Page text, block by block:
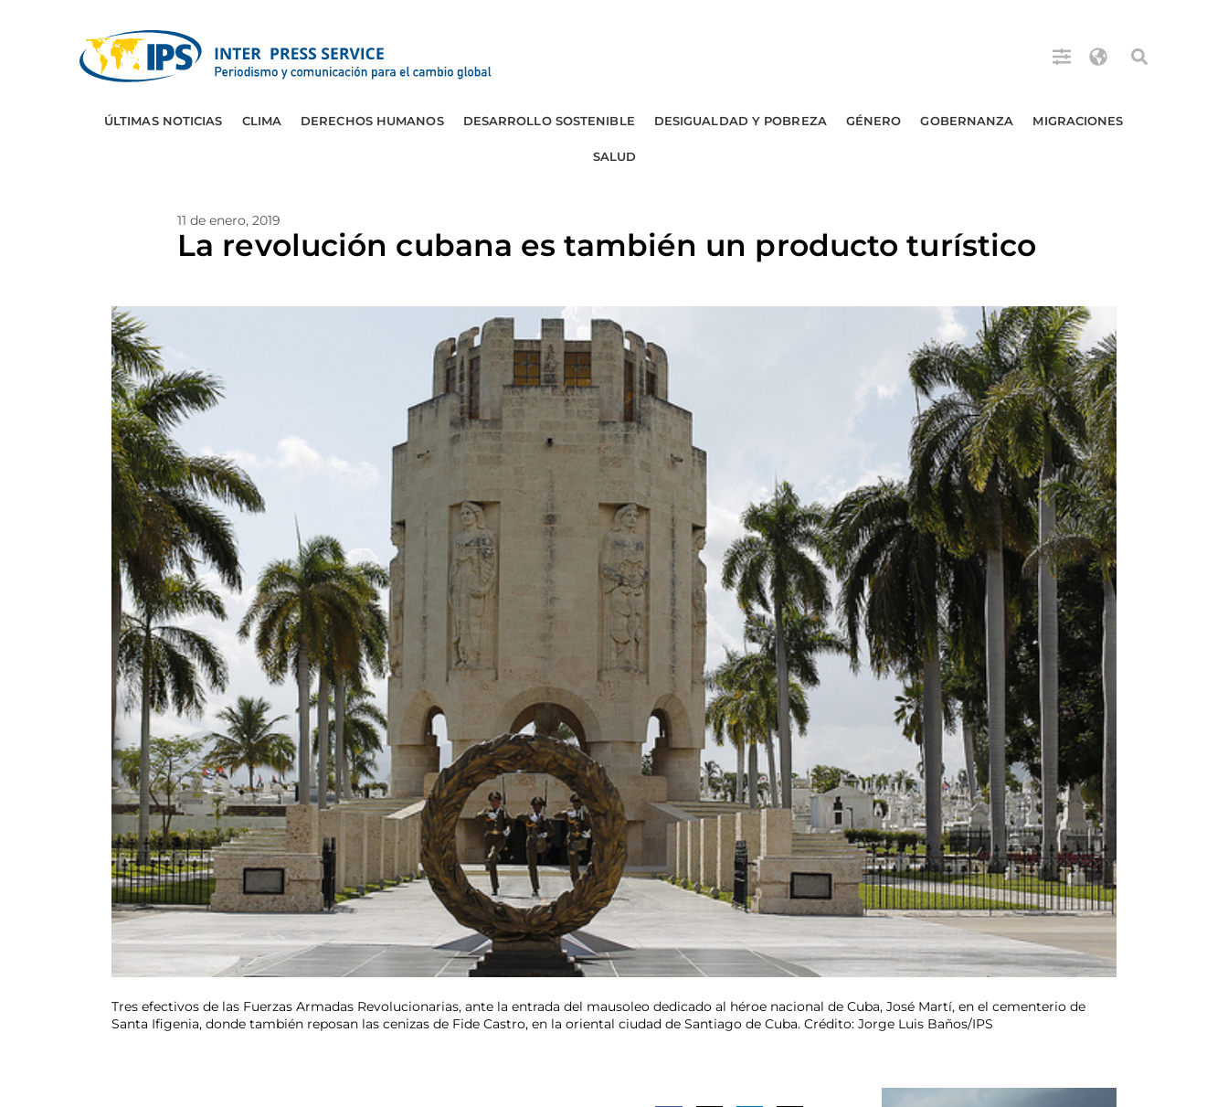
ÚLTIMAS NOTICIAS CLIMA DERECHOS HUMANOS DESARROLLO SOSTENIBLE DESIGUALDAD Y POBREZA GÉNERO GOBERNANZA MIGRACIONES
SALUD
11 de enero, 2019
La revolución cubana es también un producto turístico
Tres efectivos de las Fuerzas Armadas Revolucionarias, ante la entrada del mausoleo dedicado al héroe nacional de Cuba, José Martí, en el cementerio de
Santa Ifigenia, donde también reposan las cenizas de Fide Castro, en la oriental ciudad de Santiago de Cuba. Crédito: Jorge Luis Baños/IPS